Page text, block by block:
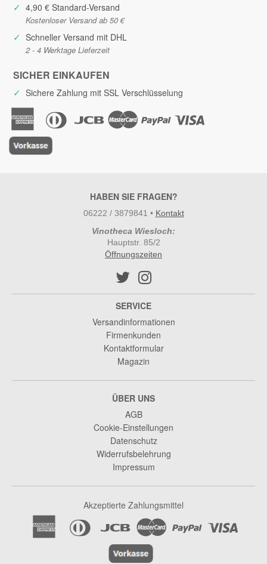
✓ 4,90 € Standard-Versand
Kostenloser Versand ab 50 €
✓ Schneller Versand mit DHL
2 - 4 Werktage Lieferzeit
SICHER EINKAUFEN
✓ Sichere Zahlung mit SSL Verschlüsselung
HABEN SIE FRAGEN?
06222 / 3879841 • Kontakt
Vinotheca Wiesloch:
Hauptstr. 85/2
Öffnungszeiten
SERVICE
Versandinformationen
Firmenkunden
Kontaktformular
Magazin
ÜBER UNS
AGB
Cookie-Einstellungen
Datenschutz
Widerrufsbelehrung
Impressum
Akzeptierte Zahlungsmittel